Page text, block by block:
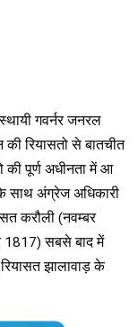
गवर्नर जनरल
रियासतो से बातचीत
की पूर्ण अधीनता में आ
साथ अंग्रेज अधिकारी
करौली (नवम्बर
1817) सबसे बाद में
रियासत झालावाड़ के